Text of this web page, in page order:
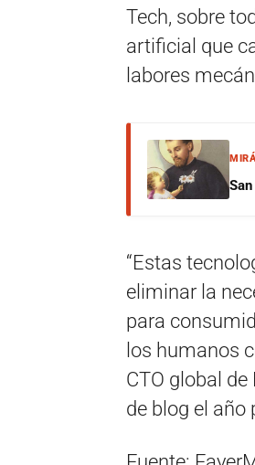
Tech, sobre
artificial que
labores
“Estas
eliminar la
para
los humanos
CTO global
de blog el año